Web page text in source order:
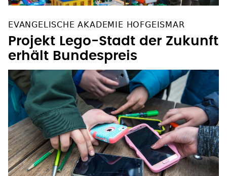
EVANGELISCHE AKADEMIE HOFGEISMAR
Projekt Lego-Stadt der Zukunft
erhält Bundespreis